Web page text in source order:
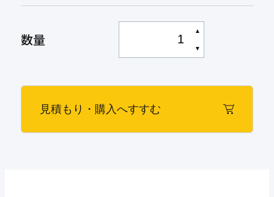
数量 ▲
▼
見積もり・購入へすすむ